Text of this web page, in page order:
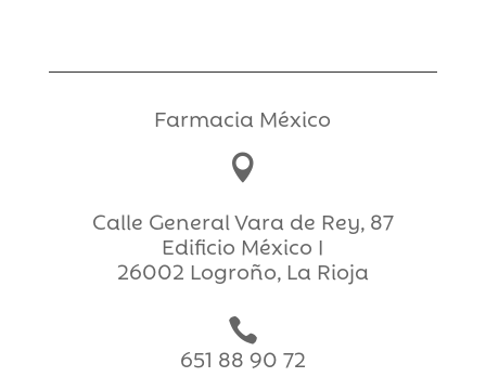
Farmacia México

Calle General Vara de Rey, 87
Edificio México I
26002 Logroño, La Rioja

651 88 90 72